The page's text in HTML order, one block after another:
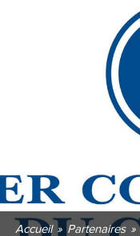
Accueil » Partenaires »